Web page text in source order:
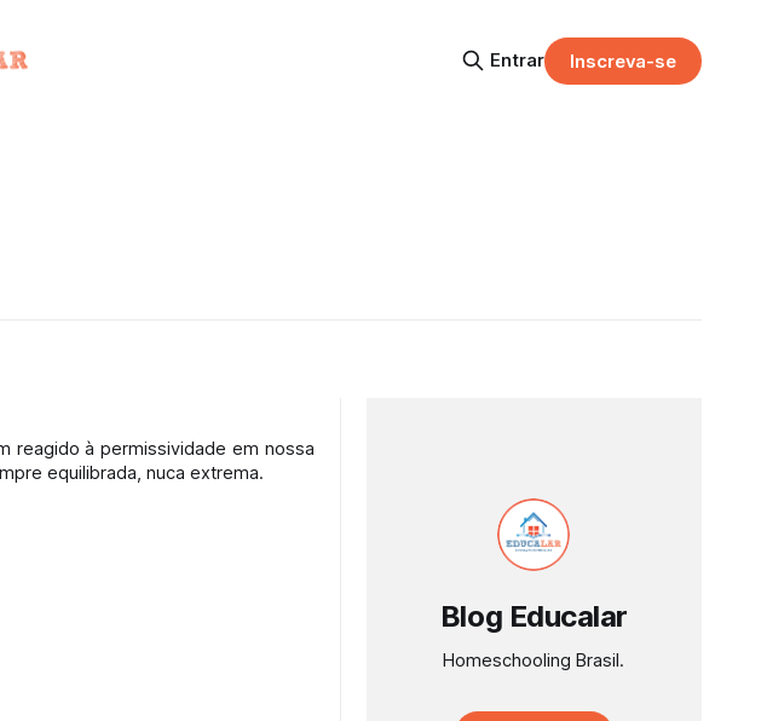
Entrar Inscreva-se
reagido à permissividade em nossa
equilibrada, nuca extrema.
Blog Educalar
Homeschooling Brasil.